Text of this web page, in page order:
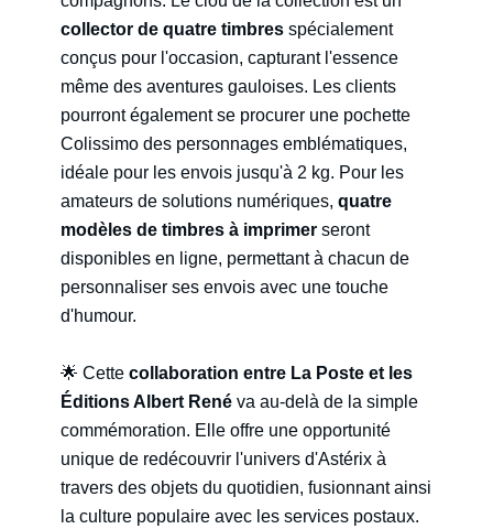
collector de quatre timbres spécialement
conçus pour l'occasion, capturant l'essence
même des aventures gauloises. Les clients
pourront également se procurer une pochette
Colissimo des personnages emblématiques,
idéale pour les envois jusqu'à 2 kg. Pour les
amateurs de solutions numériques, quatre
modèles de timbres à imprimer seront
disponibles en ligne, permettant à chacun de
personnaliser ses envois avec une touche
d'humour.
🌟 Cette collaboration entre La Poste et les
Éditions Albert René va au-delà de la simple
commémoration. Elle offre une opportunité
unique de redécouvrir l'univers d'Astérix à
travers des objets du quotidien, fusionnant ainsi
la culture populaire avec les services postaux.